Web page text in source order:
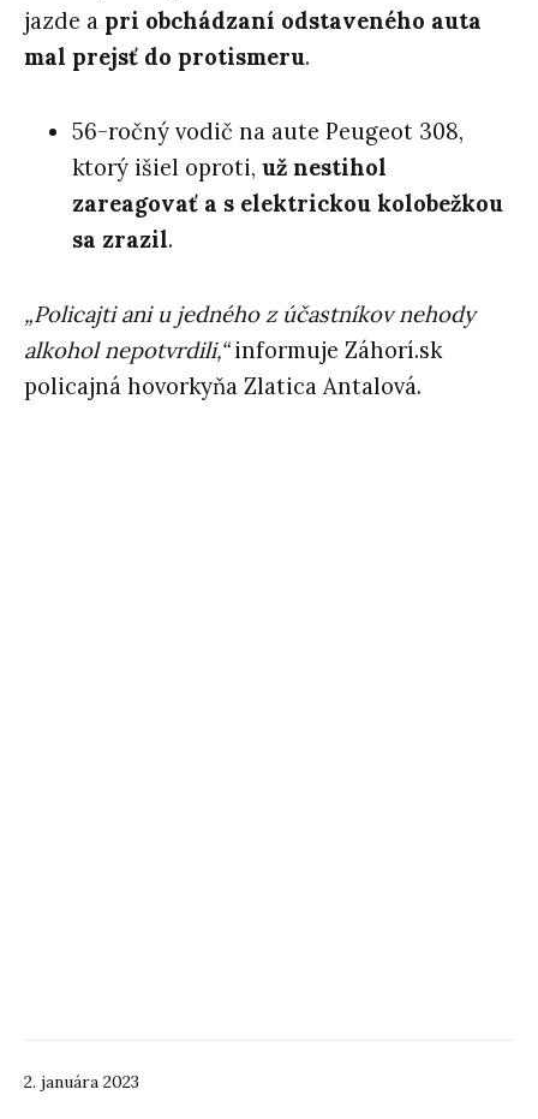
2. januára 2023
jazde a pri obchádzaní odstaveného auta
mal prejsť do protismeru.
56-ročný vodič na aute Peugeot 308,
ktorý išiel oproti, už nestihol
zareagovať a s elektrickou kolobežkou
sa zrazil.
„Policajti ani u jedného z účastníkov nehody
alkohol nepotvrdili,“informuje Záhorí.sk
policajná hovorkyňa Zlatica Antalová.